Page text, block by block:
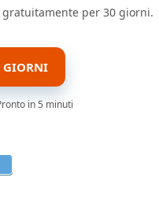
gratuitamente per 30 giorni.
GIORNI
in 5 minuti